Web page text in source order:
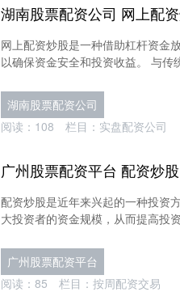
网上配资炒股是一种借助杠杆资金
以确保资金安全和投资收益。 与
湖南股票配资公司
阅读： 108 栏目： 实盘配资公司
配资炒股是近年来兴起的一种投资
大投资者的资金规模，从而提高投
广州股票配资平台
阅读： 85 栏目： 按周配资交易